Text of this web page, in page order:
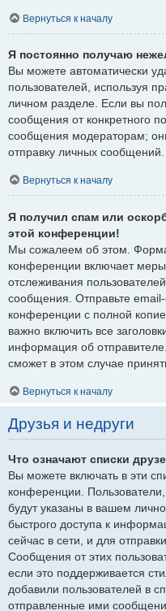
Вернуться к началу
Я постоянно получаю
Вы можете автоматически
пользователей, используя
личном разделе. Если вы
сообщения от конкретного
сообщения модераторам;
отправку личных сообщений.
Вернуться к началу
Я получил спам или
этой конференции!
Мы сожалеем об этом.
конференции включает
отслеживания
сообщения. Отправьте
конференции с полной
важно включить все
информация об
сможет в этом случае
Вернуться к началу
Друзья и недруги
Что означают списки
Вы можете включать в эти
конференции.
будут указаны в вашем
быстрого доступа к
сейчас в сети, и для
Сообщения от этих
если это поддерживается
добавили пользователей в
отправленные ими